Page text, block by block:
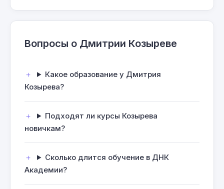
Вопросы о Дмитрии Козыреве
Какое образование у Дмитрия
Козырева?
Подходят ли курсы Козырева
новичкам?
Сколько длится обучение в ДНК
Академии?